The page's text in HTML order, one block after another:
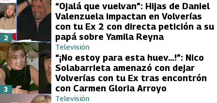
“Ojalá que vuelvan”: Hijas de Daniel
Valenzuela impactan en Volverías
con tu Ex 2 con directa petición a su
papá sobre Yamila Reyna
2
Televisión
“¡No estoy para esta huev…!”: Nico
Solabarrieta amenazó con dejar
Volverías con tu Ex tras encontrón
con Carmen Gloria Arroyo
3
Televisión